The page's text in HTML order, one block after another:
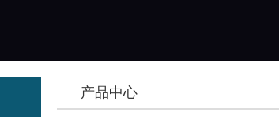
产品中心